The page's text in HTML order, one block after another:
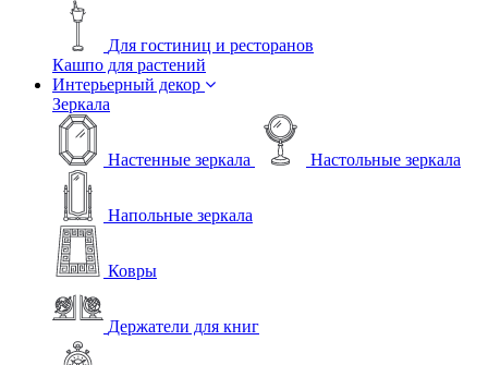
Для гостиниц и ресторанов
Кашпо для растений
Интерьерный декор
Зеркала
Настенные зеркала Настольные зеркала
Напольные зеркала
Ковры
Держатели для книг